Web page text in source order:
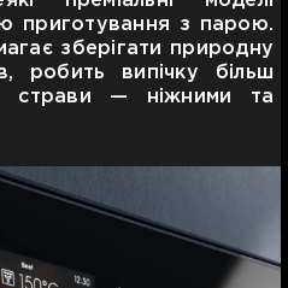
приготування з парою.
зберігати природну
робить випічку більш
страви — ніжними та